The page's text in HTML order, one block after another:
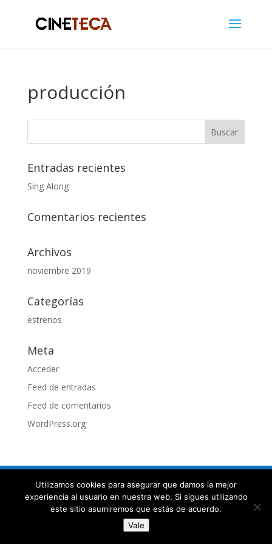
producción
Entradas recientes
Sing Along
Comentarios recientes
Archivos
noviembre 2019
Categorías
estrenos
Meta
Acceder
Feed de entradas
Feed de comentarios
WordPress.org
creado por DG2PA
Utilizamos cookies para asegurar que damos la mejor
experiencia al usuario en nuestra web. Si sigues utilizando
este sitio asumiremos que estás de acuerdo.
Vale